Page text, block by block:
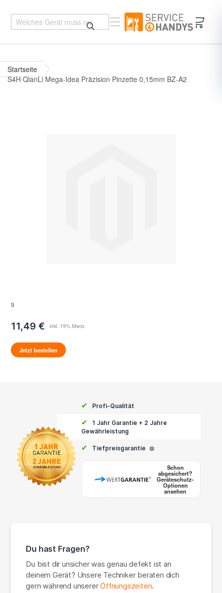
Startseite
S4H QianLi Mega-Idea Präzision Pinzette 0,15mm BZ-A2
9
11,49 €
Jetzt bestellen
✔ Profi-Qualität
✔
1 Jahr Garantie + 2 Jahre
Gewährleistung
✔ Tiefpreisgarantie i
Schon
abgesichert?
Geräteschutz-
Optionen
ansehen
Du hast Fragen?
Du bist dir unsicher was genau defekt ist an
deinem Gerät? Unsere Techniker beraten dich
gern während unsererÖffnungszeiten.